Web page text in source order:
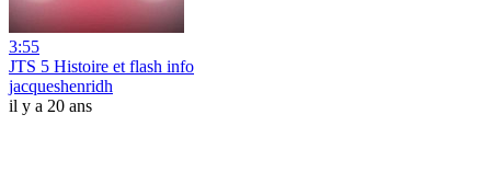
3:55
JTS 5 Histoire et flash info
jacqueshenridh
il y a 20 ans